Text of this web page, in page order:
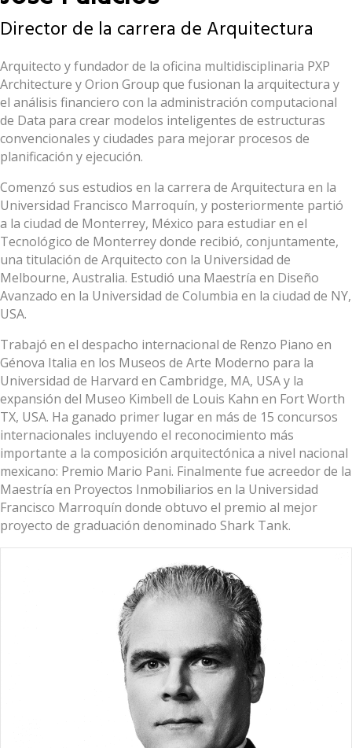
Director de la carrera de Arquitectura
Arquitecto y fundador de la oficina multidisciplinaria PXP
Architecture y Orion Group que fusionan la arquitectura y
el análisis financiero con la administración computacional
de Data para crear modelos inteligentes de estructuras
convencionales y ciudades para mejorar procesos de
planificación y ejecución.
Comenzó sus estudios en la carrera de Arquitectura en la
Universidad Francisco Marroquín, y posteriormente partió
a la ciudad de Monterrey, México para estudiar en el
Tecnológico de Monterrey donde recibió, conjuntamente,
una titulación de Arquitecto con la Universidad de
Melbourne, Australia. Estudió una Maestría en Diseño
Avanzado en la Universidad de Columbia en la ciudad de NY,
USA.
Trabajó en el despacho internacional de Renzo Piano en
Génova Italia en los Museos de Arte Moderno para la
Universidad de Harvard en Cambridge, MA, USA y la
expansión del Museo Kimbell de Louis Kahn en Fort Worth
TX, USA. Ha ganado primer lugar en más de 15 concursos
internacionales incluyendo el reconocimiento más
importante a la composición arquitectónica a nivel nacional
mexicano: Premio Mario Pani. Finalmente fue acreedor de la
Maestría en Proyectos Inmobiliarios en la Universidad
Francisco Marroquín donde obtuvo el premio al mejor
proyecto de graduación denominado Shark Tank.